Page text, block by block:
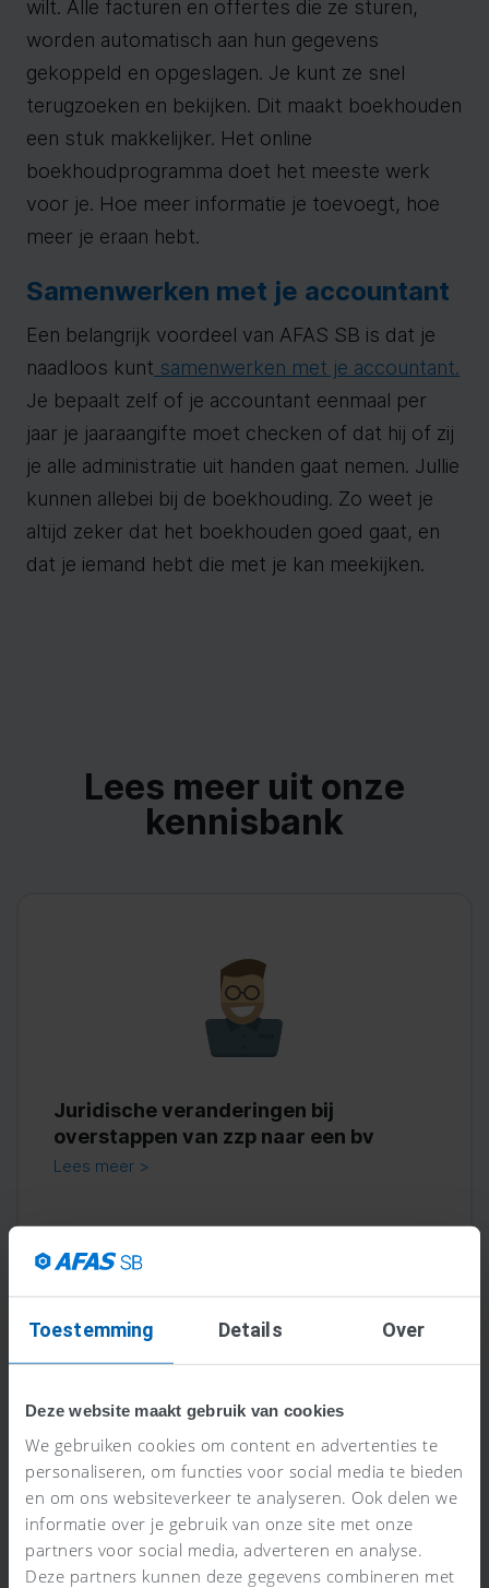
Toestemming Details Over
Deze website maakt gebruik van cookies
We gebruiken cookies om content en advertenties te
personaliseren, om functies voor social media te bieden
en om ons websiteverkeer te analyseren. Ook delen we
informatie over je gebruik van onze site met onze
partners voor social media, adverteren en analyse.
Deze partners kunnen deze gegevens combineren met
wilt. Alle facturen en offertes die ze sturen,
worden automatisch aan hun gegevens
gekoppeld en opgeslagen. Je kunt ze snel
terugzoeken en bekijken. Dit maakt boekhouden
een stuk makkelijker. Het online
boekhoudprogramma doet het meeste werk
voor je. Hoe meer informatie je toevoegt, hoe
meer je eraan hebt.
Samenwerken met je accountant
Een belangrijk voordeel van AFAS SB is dat je
naadloos kunt samenwerken met je accountant.
Je bepaalt zelf of je accountant eenmaal per
jaar je jaaraangifte moet checken of dat hij of zij
je alle administratie uit handen gaat nemen. Jullie
kunnen allebei bij de boekhouding. Zo weet je
altijd zeker dat het boekhouden goed gaat, en
dat je iemand hebt die met je kan meekijken.
Lees meer uit onze
kennisbank
Juridische veranderingen bij
overstappen van zzp naar een bv
Lees meer >
Forfaitair Tarief vs Geen Buitenlands
Tarief: Wat Betekent Het?
Lees meer >